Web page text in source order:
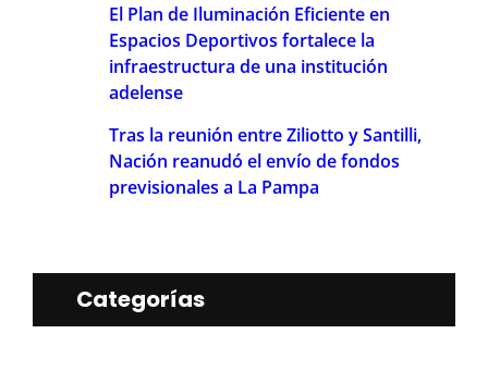
El Plan de Iluminación Eficiente en
Espacios Deportivos fortalece la
infraestructura de una institución
adelense
Tras la reunión entre Ziliotto y Santilli,
Nación reanudó el envío de fondos
previsionales a La Pampa
Categorías